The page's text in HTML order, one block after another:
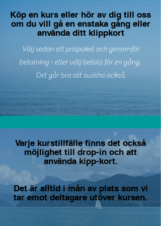
Köp en kurs eller hör av dig till oss
om du vill gå en enstaka gång eller
använda ditt klippkort
Välj sedan ett prispaket och genomför
betalning - eller välj betala för en gång.
Det går bra att swisha också.
Varje kurstillfälle finns det också
möjlighet till drop-in och att
använda kipp-kort.
Det är alltid i mån av plats som vi
tar emot deltagare utöver kursen.